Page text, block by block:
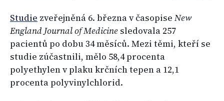
Studie zveřejněná 6. března v časopise New
England Journal of Medicine sledovala 257
pacientů po dobu 34 měsíců. Mezi těmi, kteří se
studie zúčastnili, mělo 58,4 procenta
polyethylen v plaku krčních tepen a 12,1
procenta polyvinylchlorid.